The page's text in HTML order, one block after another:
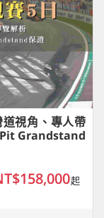
視角、專人帶
Grandstand
起